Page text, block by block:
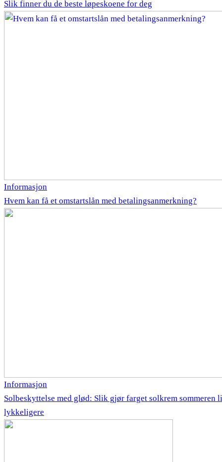
Slik finner du de beste løpeskoene for deg
Informasjon
Hvem kan få et omstartslån med betalingsanmerkning?
Informasjon
Solbeskyttelse med glød: Slik gjør farget solkrem sommeren
lykkeligere